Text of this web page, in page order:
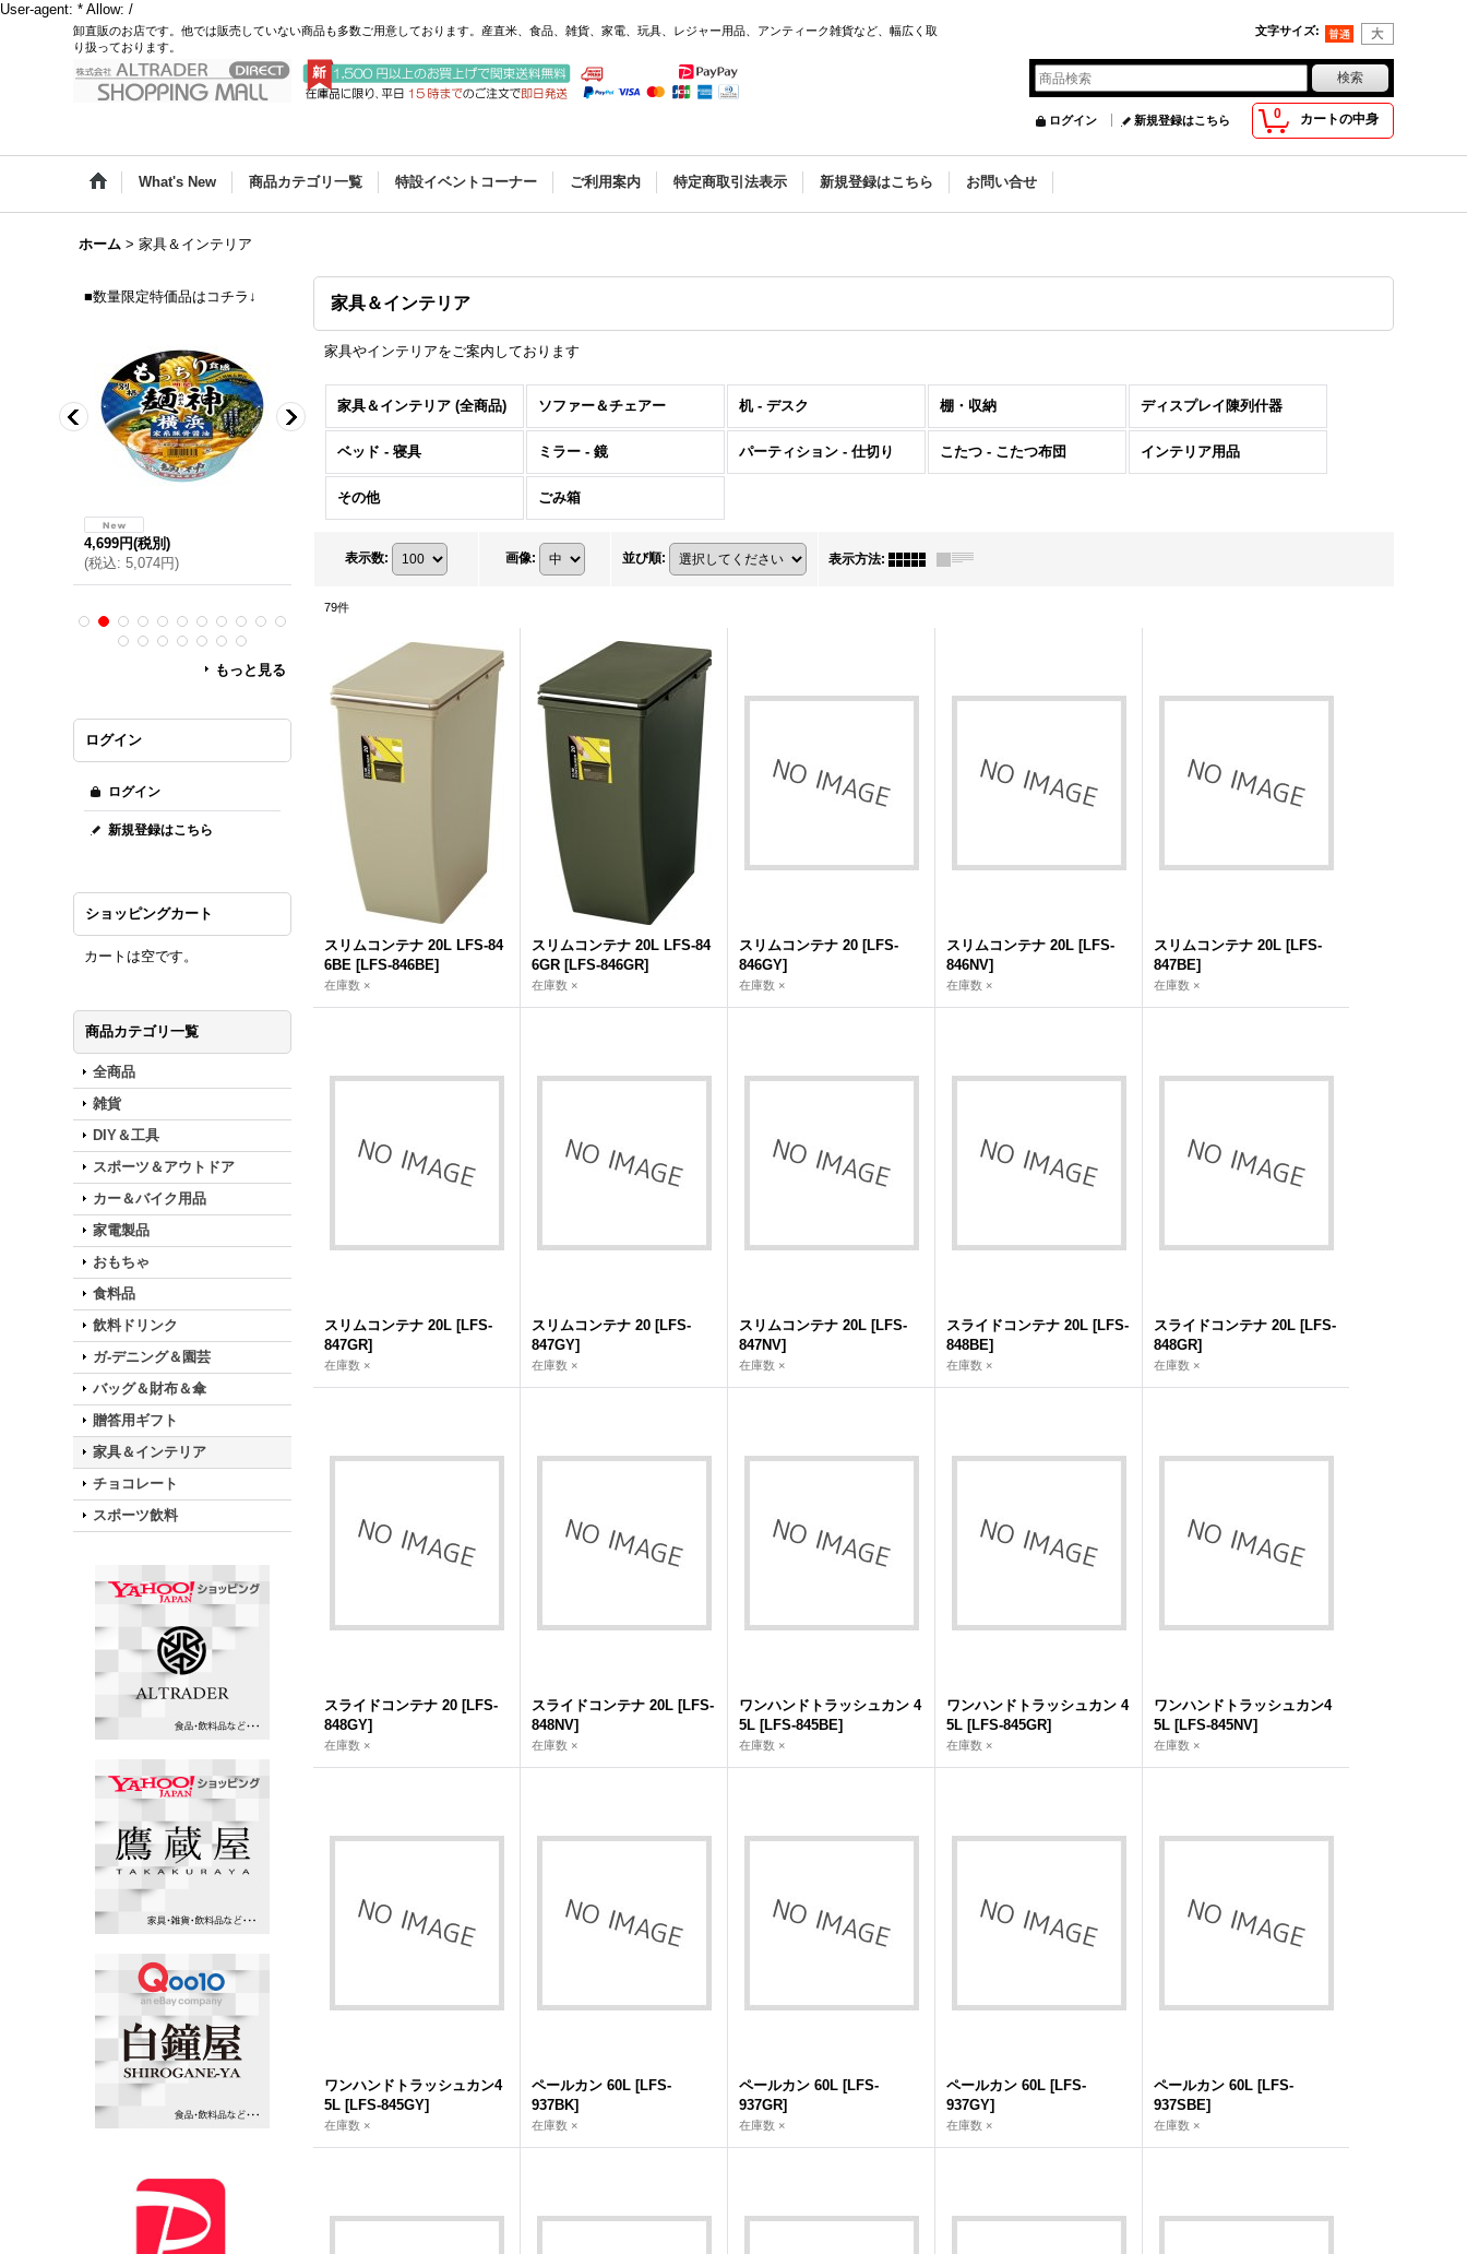
User-agent: * Allow: /
卸直販のお店です。他では販売していない商品も多数ご用意しております。産直米、食品、雑貨、家電、玩具、レジャー用品、アンティーク雑貨など、幅広く取
り扱っております。
文字サイズ:
0 カートの中身
ログイン 新規登録はこちら
What's New 商品カテゴリ一覧 特設イベントコーナー ご利用案内 特定商取引法表示 新規登録はこちら お問い合せ
ホーム > 家具＆インテリア
■数量限定特価品はコチラ↓
4,699円(税別)
(税込: 5,074円) 2,914円
4,699円(税別)
(税込: 5,074円
1,851円(税別)
( 税込: 1,999円)
(税込
もっと見る
ログイン
ログイン
新規登録はこちら
ショッピングカート
カートは空です。
商品カテゴリ一覧
全商品
雑貨
DIY＆工具
スポーツ＆アウトドア
カー＆バイク用品
家電製品
おもちゃ
食料品
飲料ドリンク
ガ-デニング＆園芸
バッグ＆財布＆傘
贈答用ギフト
家具＆インテリア
チョコレート
スポーツ飲料
家具＆インテリア
家具やインテリアをご案内しております
家具＆インテリア (全商品) ソファー＆チェアー 机 - デスク 棚・収納 ディスプレイ陳列什器
ベッド - 寝具 ミラー - 鏡 パーティション - 仕切り こたつ - こたつ布団 インテリア用品
その他 ごみ箱
表示数: 画像: 並び順: 表示方法:
79件
スリムコンテナ 20L LFS-84
6BE [LFS-846BE]
在庫数 ×
スリムコンテナ 20L LFS-84
6GR [LFS-846GR]
在庫数 ×
スリムコンテナ 20 [LFS-
846GY]
在庫数 ×
スリムコンテナ 20L [LFS-
846NV]
在庫数 ×
スリムコンテナ 20L [LFS-
847BE]
在庫数 ×
スリムコンテナ 20L [LFS-
847GR]
在庫数 ×
スリムコンテナ 20 [LFS-
847GY]
在庫数 ×
スリムコンテナ 20L [LFS-
847NV]
在庫数 ×
スライドコンテナ 20L [LFS-
848BE]
在庫数 ×
スライドコンテナ 20L [LFS-
848GR]
在庫数 ×
スライドコンテナ 20 [LFS-
848GY]
在庫数 ×
スライドコンテナ 20L [LFS-
848NV]
在庫数 ×
ワンハンドトラッシュカン 4
5L [LFS-845BE]
在庫数 ×
ワンハンドトラッシュカン 4
5L [LFS-845GR]
在庫数 ×
ワンハンドトラッシュカン4
5L [LFS-845NV]
在庫数 ×
ワンハンドトラッシュカン4
5L [LFS-845GY]
在庫数 ×
ペールカン 60L [LFS-
937BK]
在庫数 ×
ペールカン 60L [LFS-
937GR]
在庫数 ×
ペールカン 60L [LFS-
937GY]
在庫数 ×
ペールカン 60L [LFS-
937SBE]
在庫数 ×